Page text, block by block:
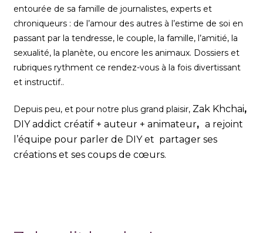
entourée de sa famille de journalistes, experts et
chroniqueurs : de l’amour des autres à l’estime de soi en
passant par la tendresse, le couple, la famille, l’amitié, la
sexualité, la planète, ou encore les animaux. Dossiers et
rubriques rythment ce rendez-vous à la fois divertissant
et instructif..
Depuis peu, et pour notre plus grand plaisir, Zak Khchai,
DIY addict créatif + auteur + animateur, a rejoint
l’équipe pour parler de DIY et partager ses
créations et ses coups de cœurs.